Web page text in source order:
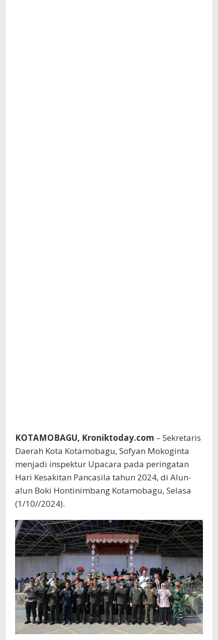
KOTAMOBAGU, Kroniktoday.com – Sekretaris
Daerah Kota Kotamobagu, Sofyan Mokoginta
menjadi inspektur Upacara pada peringatan
Hari Kesakitan Pancasila tahun 2024, di Alun-
alun Boki Hontinimbang Kotamobagu, Selasa
(1/10//2024).